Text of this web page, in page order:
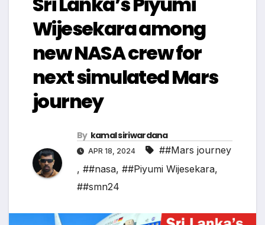
Wijesekara among
new NASA crew for
next simulated Mars
journey
By kamal siriwardana
APR 18, 2024
##Mars journey
, ##nasa, ##Piyumi Wijesekara,
##smn24